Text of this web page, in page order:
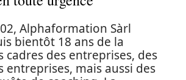
Alphaformation Sàrl
bientôt 18 ans de la
des entreprises, des
entreprises, mais aussi des